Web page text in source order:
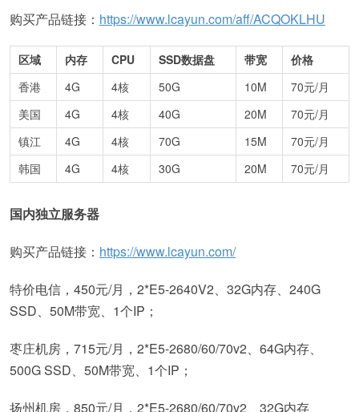
购买产品链接： https://www.lcayun.com/aff/ACQOKLHU
区域 内存 CPU SSD数据盘 带宽
价格
香港
4G 4核 50G 10M
70元/月
美国
4G 4核 40G 20M
70元/月
镇江
4G 4核 70G 15M
70元/月
韩国
4G 4核 30G 20M 70元/月
国内独立服务器
购买产品链接： https://www.lcayun.com/
特价电信，450元/月，2*E5-2640V2、32G内存、240G
SSD、50M带宽、1个IP；
枣庄机房，715元/月，2*E5-2680/60/70v2、64G内存、
500G SSD、50M带宽、1个IP；
扬州机房，850元/月，2*E5-2680/60/70v2、32G内存、